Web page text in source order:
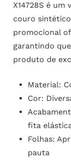
X14728S é um
couro
promocional
garantindo
produto de
Material:
Cor:
fita
Folhas:
pauta